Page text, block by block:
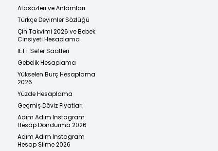
Atasözleri ve Anlamları
Türkçe Deyimler Sözlüğü
Çin Takvimi 2026 ve Bebek
Cinsiyeti Hesaplama
İETT Sefer Saatleri
Gebelik Hesaplama
Yükselen Burç Hesaplama
2026
Yüzde Hesaplama
Geçmiş Döviz Fiyatları
Adım Adım Instagram
Hesap Dondurma 2026
Adım Adım Instagram
Hesap Silme 2026